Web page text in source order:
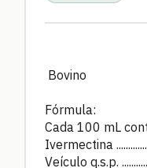
Bovino
Fórmula:
Cada 100 mL
Ivermectina
Veículo q.s.p.